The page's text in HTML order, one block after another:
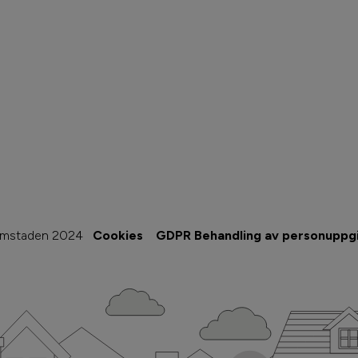
2024 Cookies GDPR Behandling av